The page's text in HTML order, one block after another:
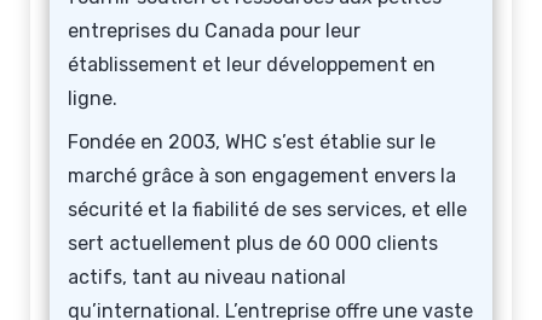
entreprises du Canada pour leur
établissement et leur développement en
ligne.
Fondée en 2003, WHC s’est établie sur le
marché grâce à son engagement envers la
sécurité et la fiabilité de ses services, et elle
sert actuellement plus de 60 000 clients
actifs, tant au niveau national
qu’international. L’entreprise offre une vaste